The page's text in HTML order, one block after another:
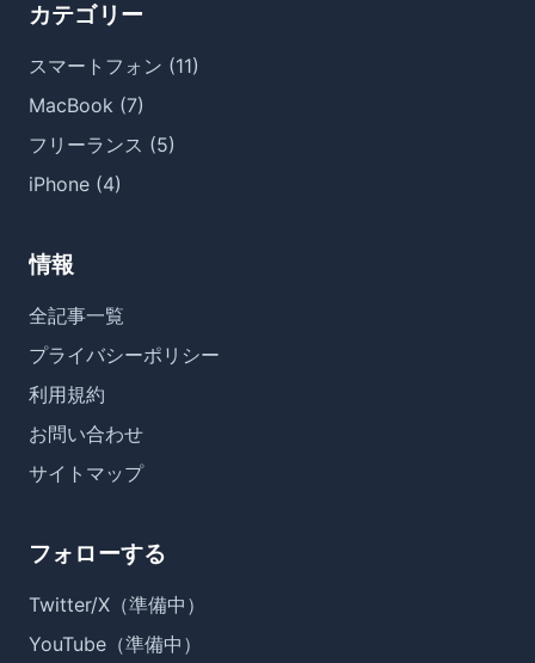
カテゴリー
スマートフォン (11)
MacBook (7)
フリーランス (5)
iPhone (4)
情報
全記事一覧
プライバシーポリシー
利用規約
お問い合わせ
サイトマップ
フォローする
Twitter/X（準備中）
YouTube（準備中）